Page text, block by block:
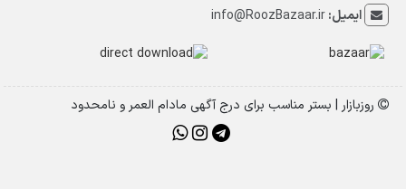
ایمیل:info@RoozBazaar.ir
روزبازار | بستر مناسب برای درج آگهی مادام العمر و نامحدود